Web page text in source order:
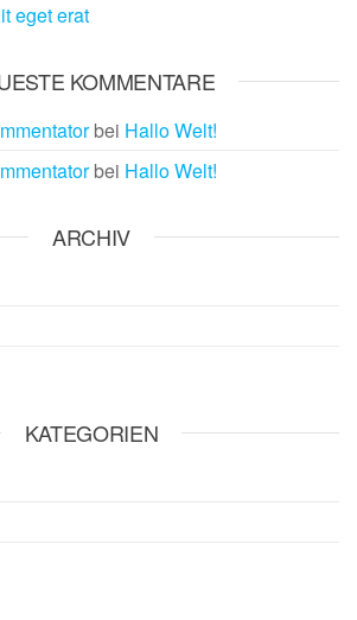
eget erat
KOMMENTARE
bei Hallo Welt!
bei Hallo Welt!
ARCHIV
KATEGORIEN